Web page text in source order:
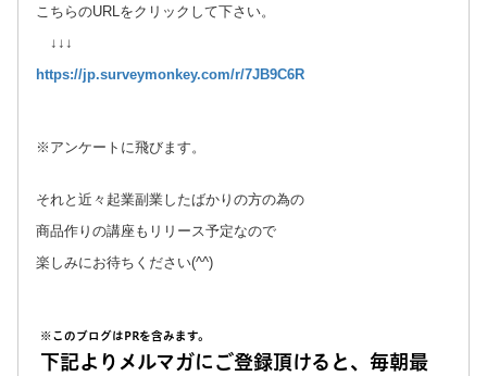
こちらのURLをクリックして下さい。
↓↓↓
https://jp.surveymonkey.com/r/7JB9C6R
※アンケートに飛びます。
それと近々起業副業したばかりの方の為の
商品作りの講座もリリース予定なので
楽しみにお待ちください(^^)
※このブログはPRを含みます。
下記よりメルマガにご登録頂けると、毎朝最